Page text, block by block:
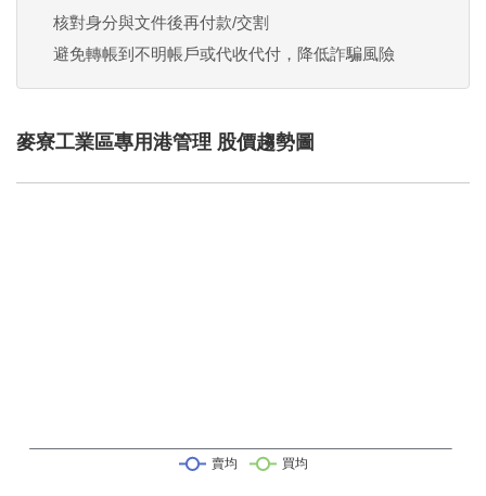
核對身分與文件後再付款/交割
避免轉帳到不明帳戶或代收代付，降低詐騙風險
麥寮工業區專用港管理 股價趨勢圖